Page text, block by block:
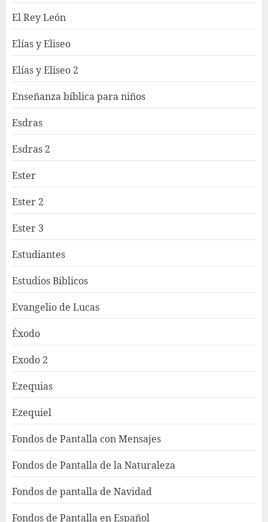
El Rey León
Elías y Eliseo
Elías y Eliseo 2
Enseñanza bíblica para niños
Esdras
Esdras 2
Ester
Ester 2
Ester 3
Estudiantes
Estudios Biblicos
Evangelio de Lucas
Éxodo
Exodo 2
Ezequias
Ezequiel
Fondos de Pantalla con Mensajes
Fondos de Pantalla de la Naturaleza
Fondos de pantalla de Navidad
Fondos de Pantalla en Español